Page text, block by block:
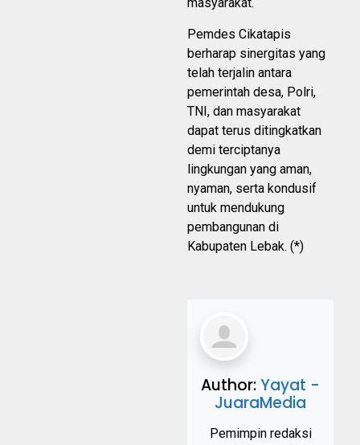
Pemdes Cikatapis
berharap sinergitas yang
telah terjalin antara
pemerintah desa, Polri,
TNI, dan masyarakat
dapat terus ditingkatkan
demi terciptanya
lingkungan yang aman,
nyaman, serta kondusif
untuk mendukung
pembangunan di
Kabupaten Lebak. (*)
Author:Yayat -
JuaraMedia
Pemimpin redaksi